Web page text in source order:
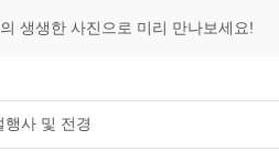
생생한 사진으로 미리 만나보세요!
사 및 전경